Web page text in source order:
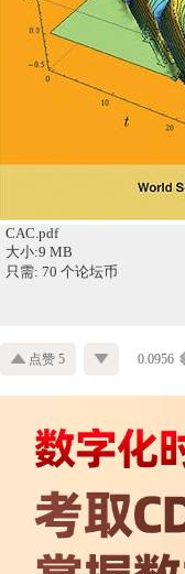
CAC.pdf
大小:9 MB
只需: 70 个论坛币
点赞 5 0.0956